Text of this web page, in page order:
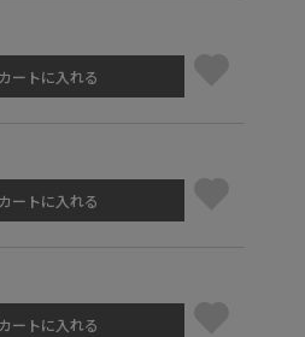
カートに入れる
カートに入れる
カートに入れる